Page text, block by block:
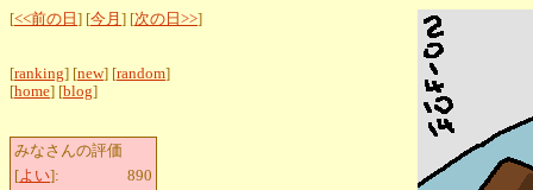
[<<前の日 ] [今月 ] [次の日>>]
[ranking] [new] [random]
[home] [blog]
みなさんの評価
[よい]:
890